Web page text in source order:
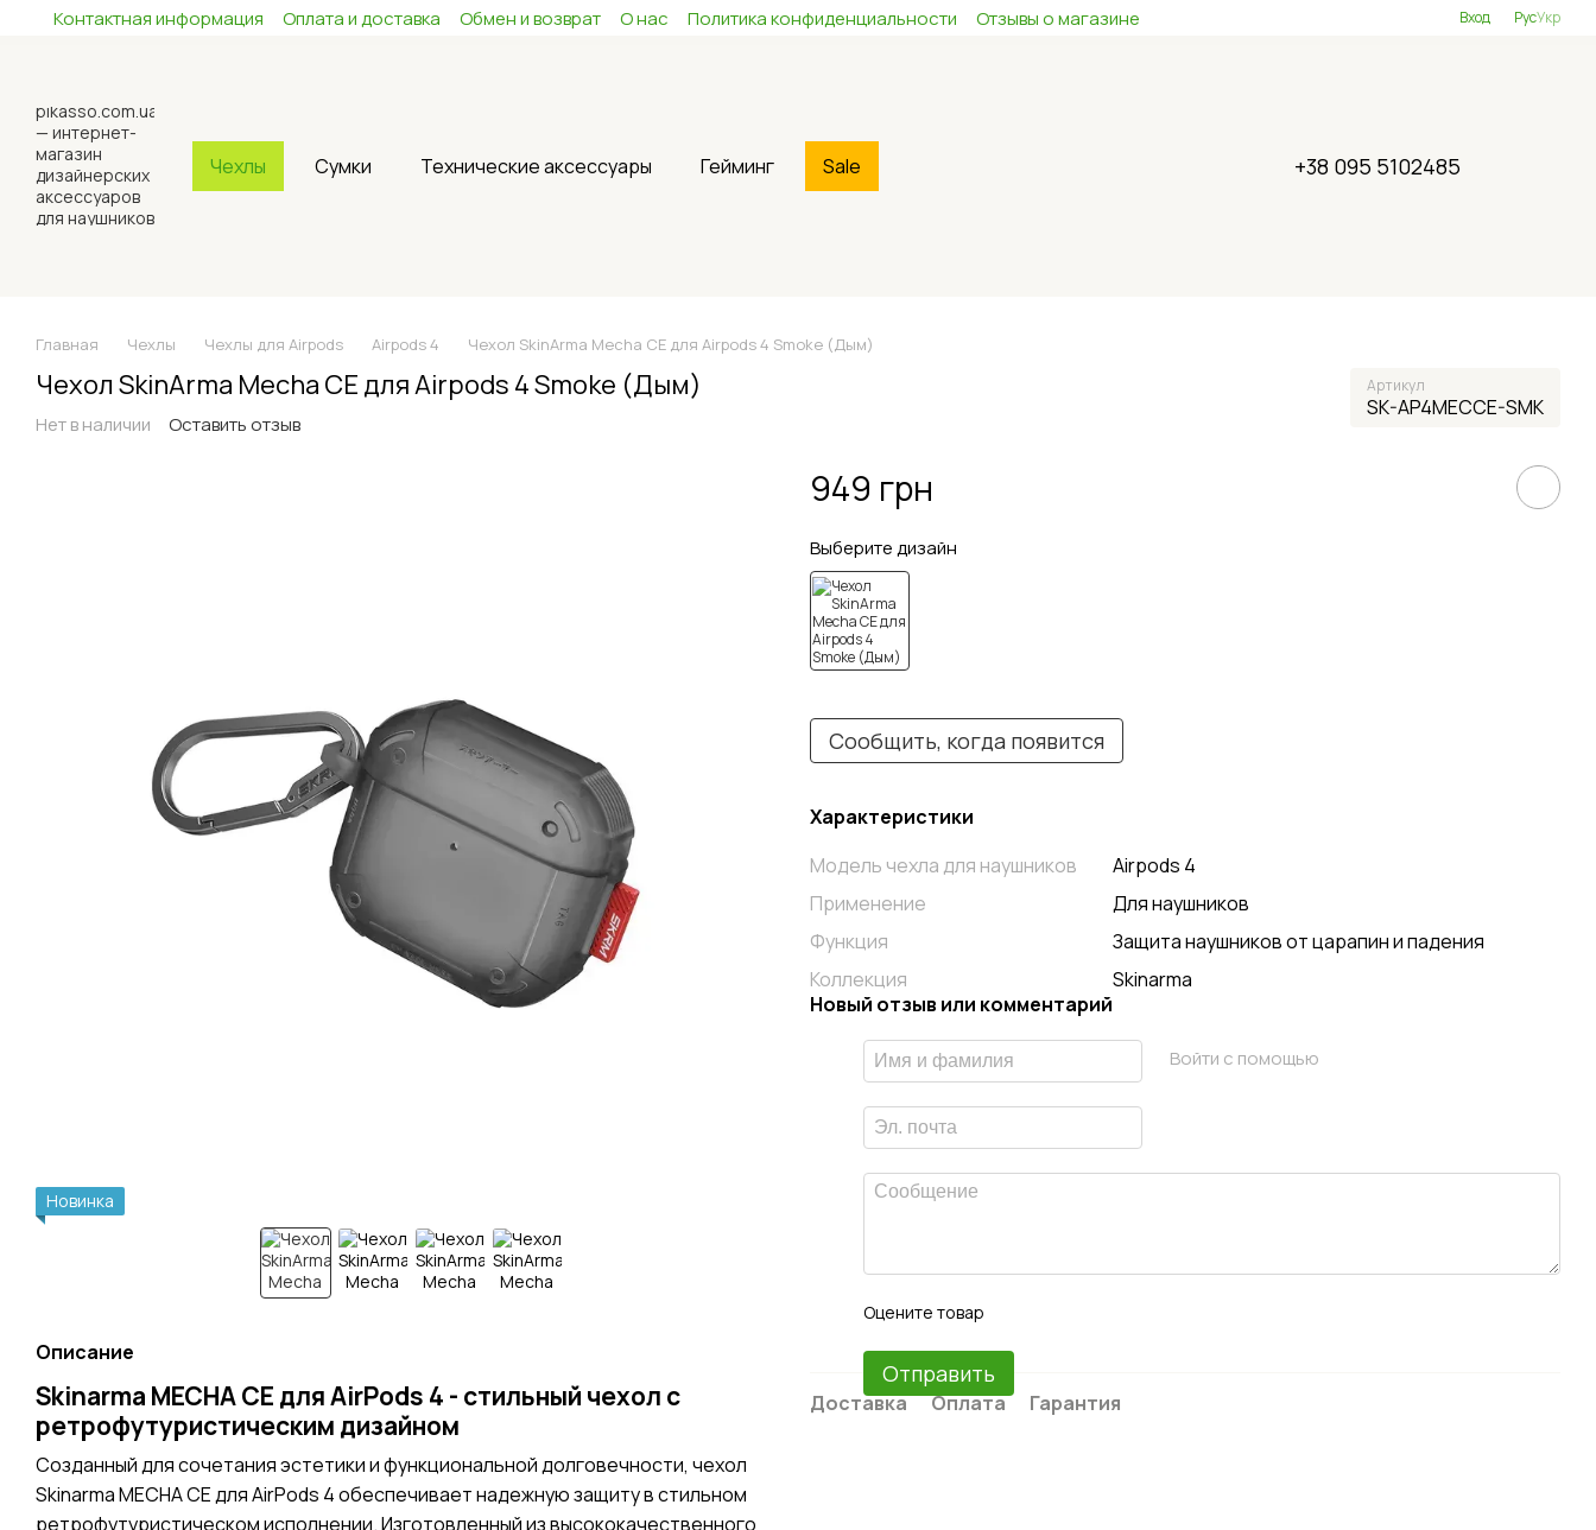
Перейти к основному контенту
Контактная информация Оплата и доставка Обмен и возврат О нас Политика конфиденциальности Отзывы о магазине Вход РусУкр
Чехлы Сумки Технические аксессуары Гейминг Sale +38 095 5102485
Главная Чехлы Чехлы для Airpods Airpods 4 Чехол SkinArma Mecha CE для Airpods 4 Smoke (Дым)
Чехол SkinArma Mecha CE для Airpods 4 Smoke (Дым) Артикул
SK-AP4MECCE-SMK
Нет в наличии Оставить отзыв
Новинка
Описание
Skinarma MECHA CE для AirPods 4 - стильный чехол с
ретрофутуристическим дизайном
Созданный для сочетания эстетики и функциональной долговечности, чехол
Skinarma MECHA CE для AirPods 4 обеспечивает надежную защиту в стильном
ретрофутуристическом исполнении. Изготовленный из высококачественного
949 грн
Выберите дизайн
Сообщить, когда появится
Характеристики
Модель чехла для наушников
Airpods 4
Применение
Для наушников
Функция
Защита наушников от царапин и падения
Коллекция
Skinarma
Новый отзыв или комментарий
Войти с помощью
Оцените товар
Отправить
Доставка Оплата Гарантия